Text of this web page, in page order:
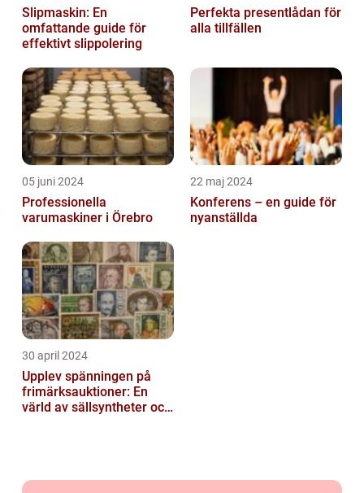
Slipmaskin: En
omfattande guide för
effektivt slippolering
Perfekta presentlådan för
alla tillfällen
05 juni 2024
Professionella
varumaskiner i Örebro
22 maj 2024
Konferens – en guide för
nyanställda
30 april 2024
Upplev spänningen på
frimärksauktioner: En
värld av sällsyntheter och